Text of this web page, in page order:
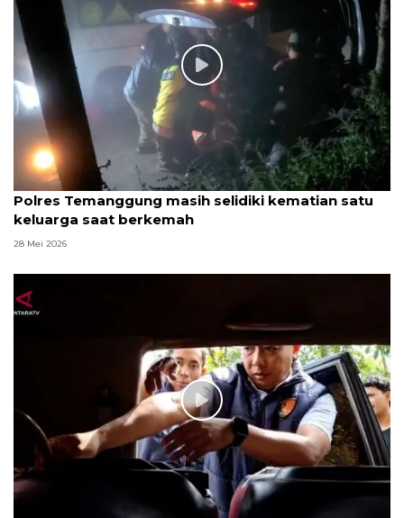
Polres Temanggung masih selidiki kematian satu
keluarga saat berkemah
28 Mei 2026